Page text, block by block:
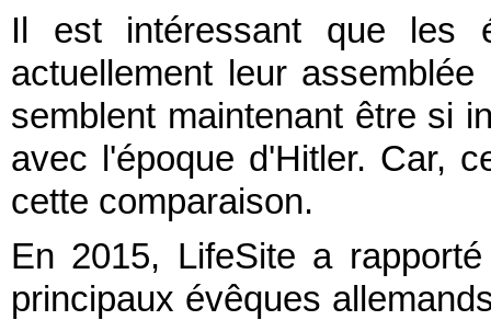
Il est intéressant que les
actuellement leur
semblent maintenant être si
avec l'époque d'Hitler. Car,
cette comparaison.
En 2015, LifeSite a
principaux évêques